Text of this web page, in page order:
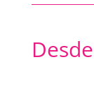
Desde